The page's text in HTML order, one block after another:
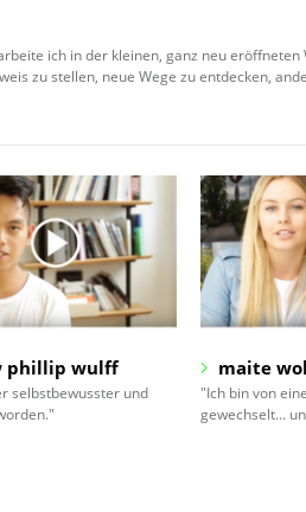
ich in der kleinen, ganz neu
zu stellen, neue Wege zu entdecken,
phillip wulff
selbstbewusster und
maite
"Ich bin von
gewechselt...